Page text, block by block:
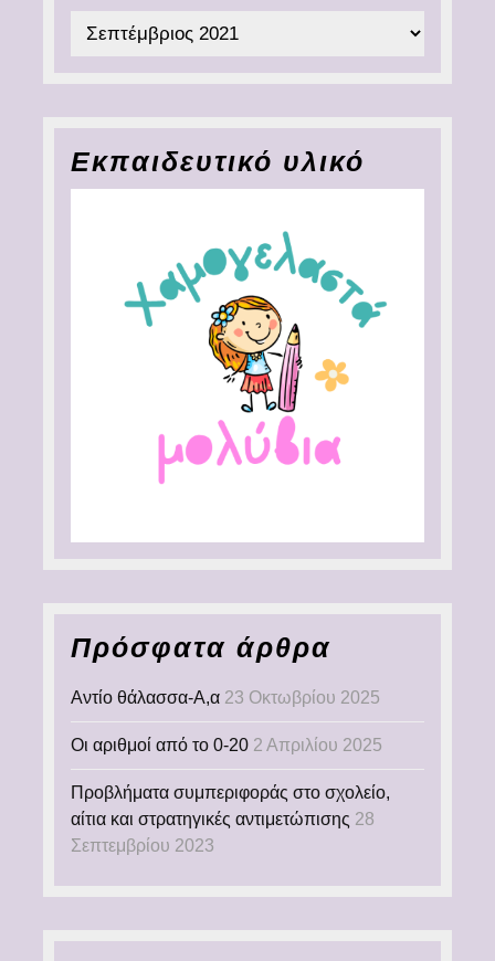
Ιστορικό
Εκπαιδευτικό υλικό
Πρόσφατα άρθρα
Αντίο θάλασσα-Α,α 23 Οκτωβρίου 2025
Οι αριθμοί από το 0-20 2 Απριλίου 2025
Προβλήματα συμπεριφοράς στο σχολείο,
αίτια και στρατηγικές αντιμετώπισης 28
Σεπτεμβρίου 2023